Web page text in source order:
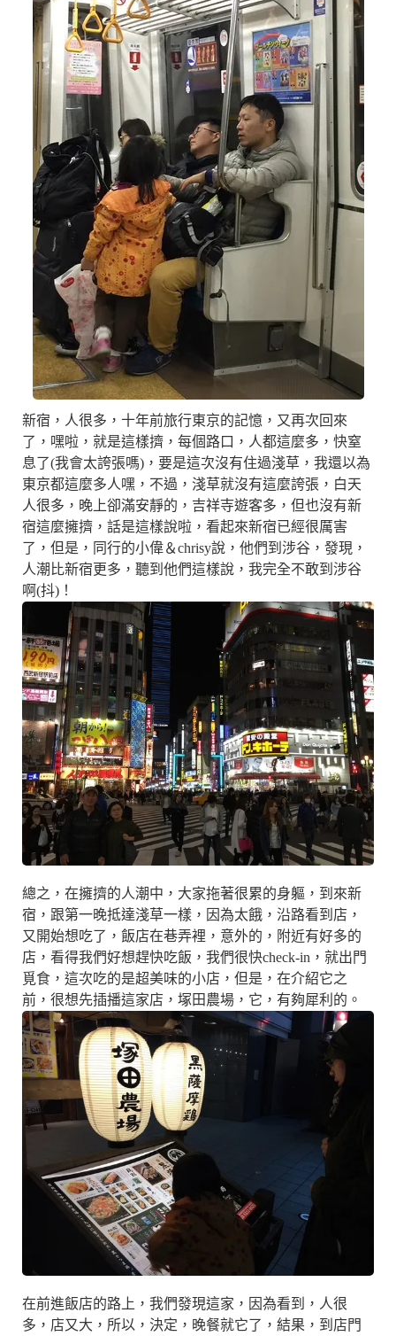
新宿，人很多，十年前旅行東京的記憶，又再次回來
了，嘿啦，就是這樣擠，每個路口，人都這麼多，快窒
息了(我會太誇張嗎)，要是這次沒有住過淺草，我還以為
東京都這麼多人嘿，不過，淺草就沒有這麼誇張，白天
人很多，晚上卻滿安靜的，吉祥寺遊客多，但也沒有新
宿這麼擁擠，話是這樣說啦，看起來新宿已經很厲害
了，但是，同行的小偉＆chrisy說，他們到涉谷，發現，
人潮比新宿更多，聽到他們這樣說，我完全不敢到涉谷
啊(抖)！
總之，在擁擠的人潮中，大家拖著很累的身軀，到來新
宿，跟第一晚抵達淺草一樣，因為太餓，沿路看到店，
又開始想吃了，飯店在巷弄裡，意外的，附近有好多的
店，看得我們好想趕快吃飯，我們很快check-in，就出門
覓食，這次吃的是超美味的小店，但是，在介紹它之
前，很想先插播這家店，塚田農場，它，有夠犀利的。
在前進飯店的路上，我們發現這家，因為看到，人很
多，店又大，所以，決定，晚餐就它了，結果，到店門